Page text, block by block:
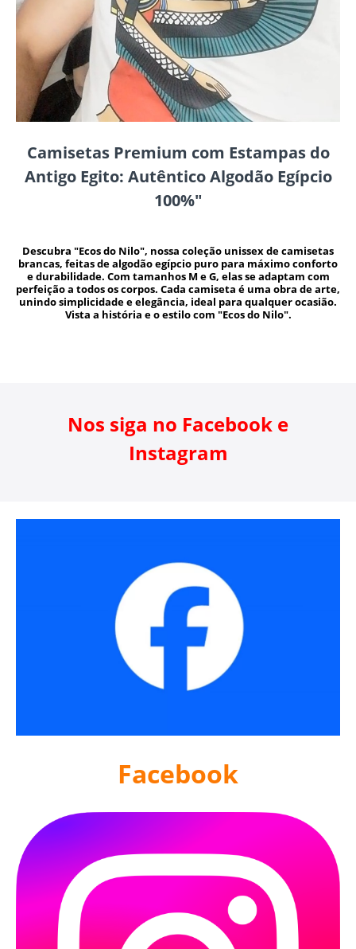
Camisetas Premium com Estampas do
Antigo Egito: Autêntico Algodão Egípcio
100%"
Descubra "Ecos do Nilo", nossa coleção unissex de camisetas
brancas, feitas de algodão egípcio puro para máximo conforto
e durabilidade. Com tamanhos M e G, elas se adaptam com
perfeição a todos os corpos. Cada camiseta é uma obra de arte,
unindo simplicidade e elegância, ideal para qualquer ocasião.
Vista a história e o estilo com "Ecos do Nilo".
Nos siga no Facebook e
Instagram
Facebook